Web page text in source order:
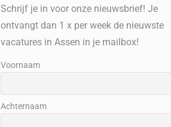
Schrijf je in voor onze nieuwsbrief! Je
ontvangt dan 1 x per week de nieuwste
vacatures in Assen in je mailbox!
Voornaam
Achternaam